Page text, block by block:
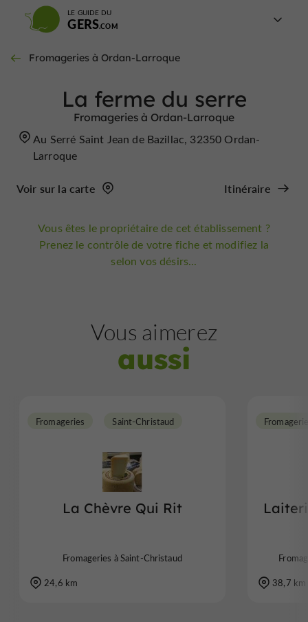
LE GUIDE DU
GERS
Fromageries à Ordan-Larroque
La ferme du serre
Fromageries à Ordan-Larroque
Au Serré Saint Jean de Bazillac, 32350 Ordan-
Larroque
Voir sur la carte Itinéraire
Vous êtes le propriétaire de cet établissement ?
Prenez le contrôle de votre fiche et modifiez la
selon vos désirs...
Vous aimerez
aussi
La Chèvre Qui Rit
Fromageries Saint-Christaud
Fromageries à Saint-Christaud
24,6 km 38,7 km